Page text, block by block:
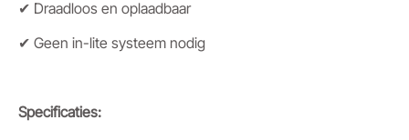
✔ Draadloos en oplaadbaar
✔ Geen in-lite systeem nodig
Specificaties: